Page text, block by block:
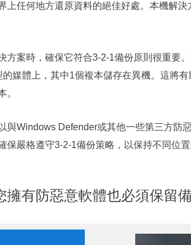
上任何地方還原資料的絕佳好處。本機解
方案時，確保它符合3-2-1備份原則很重要
媒體上，其中1個複本儲存在異機。這將
。
與Windows Defender或其他一些第三方防
保嚴格遵守3-2-1備份策略，以保持不同位
擁有防惡意軟體也必須保留